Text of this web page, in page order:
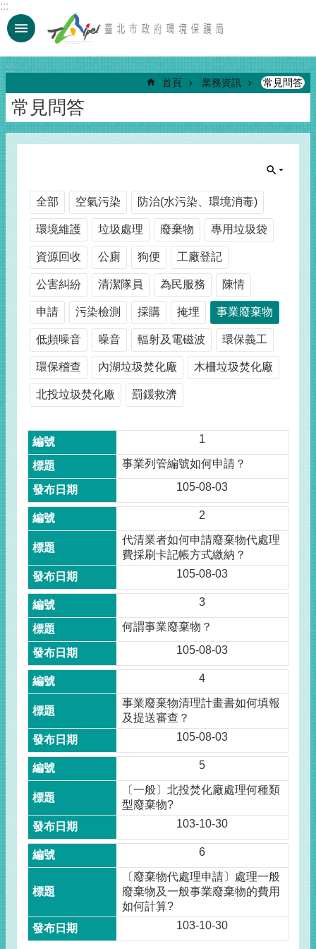
跳到主要內容區塊
:::
:::
首頁 業務資訊 常見問答
常見問答
全部 空氣污染 防治(水污染、環境消毒)
環境維護 垃圾處理 廢棄物 專用垃圾袋
資源回收 公廁 狗便 工廠登記
公害糾紛 清潔隊員 為民服務 陳情
申請 污染檢測 採購 掩埋 事業廢棄物
低頻噪音 噪音 輻射及電磁波 環保義工
環保稽查 內湖垃圾焚化廠 木柵垃圾焚化廠
北投垃圾焚化廠 罰鍰救濟
1
事業列管編號如何申請？
105-08-03
2
代清業者如何申請廢棄物代處理
費採刷卡記帳方式繳納？
105-08-03
3
何謂事業廢棄物？
105-08-03
4
事業廢棄物清理計畫書如何填報
及提送審查？
105-08-03
5
〔一般〕北投焚化廠處理何種類
型廢棄物?
103-10-30
6
〔廢棄物代處理申請〕處理一般
廢棄物及一般事業廢棄物的費用
如何計算?
103-10-30